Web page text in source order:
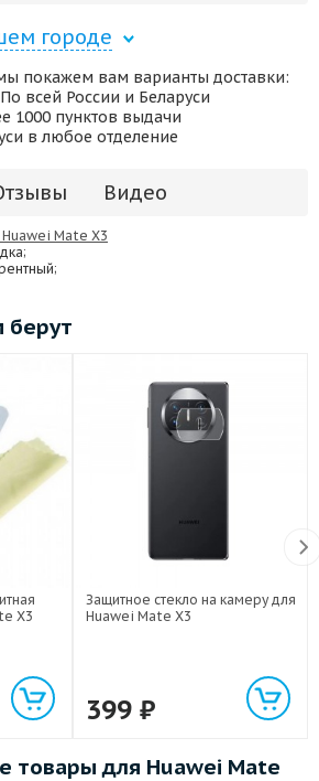
городе
покажем вам варианты доставки:
всей России и Беларуси
1000 пунктов выдачи
в любое отделение
Видео
Mate X3
берут
X3
Защитное стекло на камеру для
Huawei Mate X3
399 ₽
товары для Huawei Mate